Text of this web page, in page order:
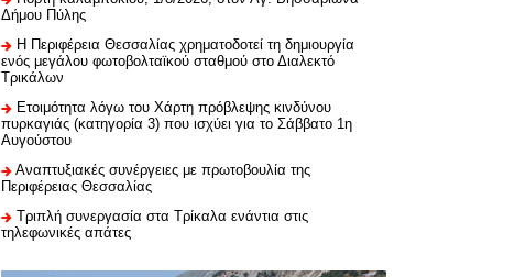
Δήμου Πύλης
H Περιφέρεια Θεσσαλίας χρηματοδοτεί τη δημιουργία
ενός μεγάλου φωτοβολταϊκού σταθμού στο Διαλεκτό
Τρικάλων
Ετοιμότητα λόγω του Χάρτη πρόβλεψης κινδύνου
πυρκαγιάς (κατηγορία 3) που ισχύει για το Σάββατο 1η
Αυγούστου
Αναπτυξιακές συνέργειες με πρωτοβουλία της
Περιφέρειας Θεσσαλίας
Τριπλή συνεργασία στα Τρίκαλα ενάντια στις
τηλεφωνικές απάτες